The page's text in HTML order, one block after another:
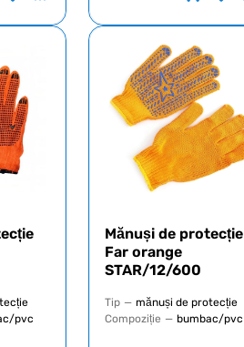
pvc
Mănuși de protecție
Far orange
STAR/12/600
Tip — mănuși de protecție
Compoziție — bumbac/pvc